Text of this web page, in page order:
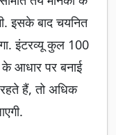
इसके बाद चयनित
इंटरव्यू कुल 100
आधार पर बनाई
हैं, तो अधिक